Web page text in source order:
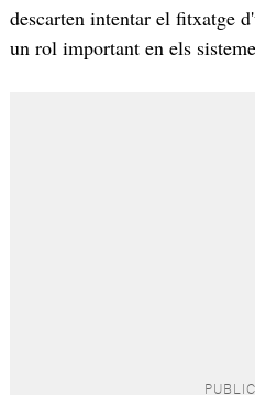
descarten intentar el fitxatge
un rol important en els